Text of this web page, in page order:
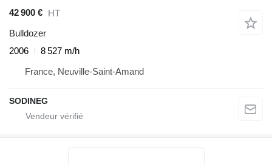
42 900 € HT
Bulldozer
2006
8 527 m/h
France, Neuville-Saint-Amand
SODINEG